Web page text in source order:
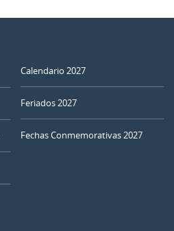
Calendario 2027
Feriados 2027
Fechas Conmemorativas 2027